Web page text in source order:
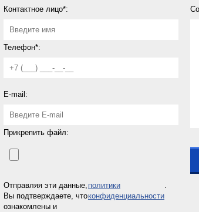
Контактное лицо*:
Телефон*:
E-mail:
Прикрепить файл:
Отправляя эти данные,
Вы подтверждаете, что
ознакомлены и
политики
конфиденциальности
.